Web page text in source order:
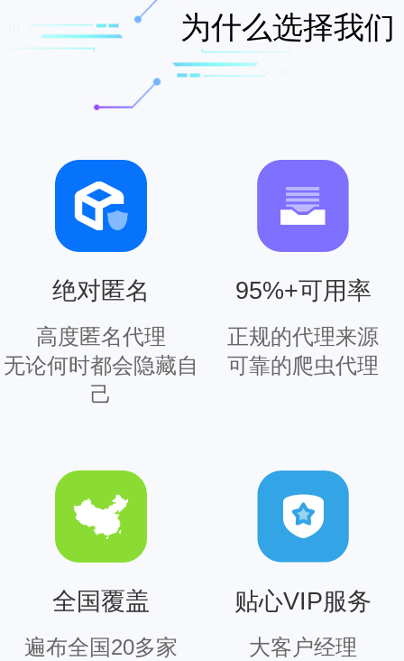
为什么选择我们
绝对匿名
高度匿名代理
无论何时都会隐藏自
己
95%+可用率
正规的代理来源
可靠的爬虫代理
全国覆盖
遍布全国20多家
贴心VIP服务
大客户经理